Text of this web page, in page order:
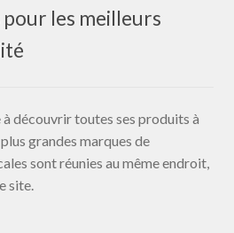
les meilleurs
découvrir toutes ses produits à
grandes marques de
sont réunies au même endroit,
site.